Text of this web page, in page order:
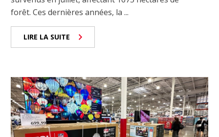
forêt. Ces dernières années, la ...
LIRE LA SUITE